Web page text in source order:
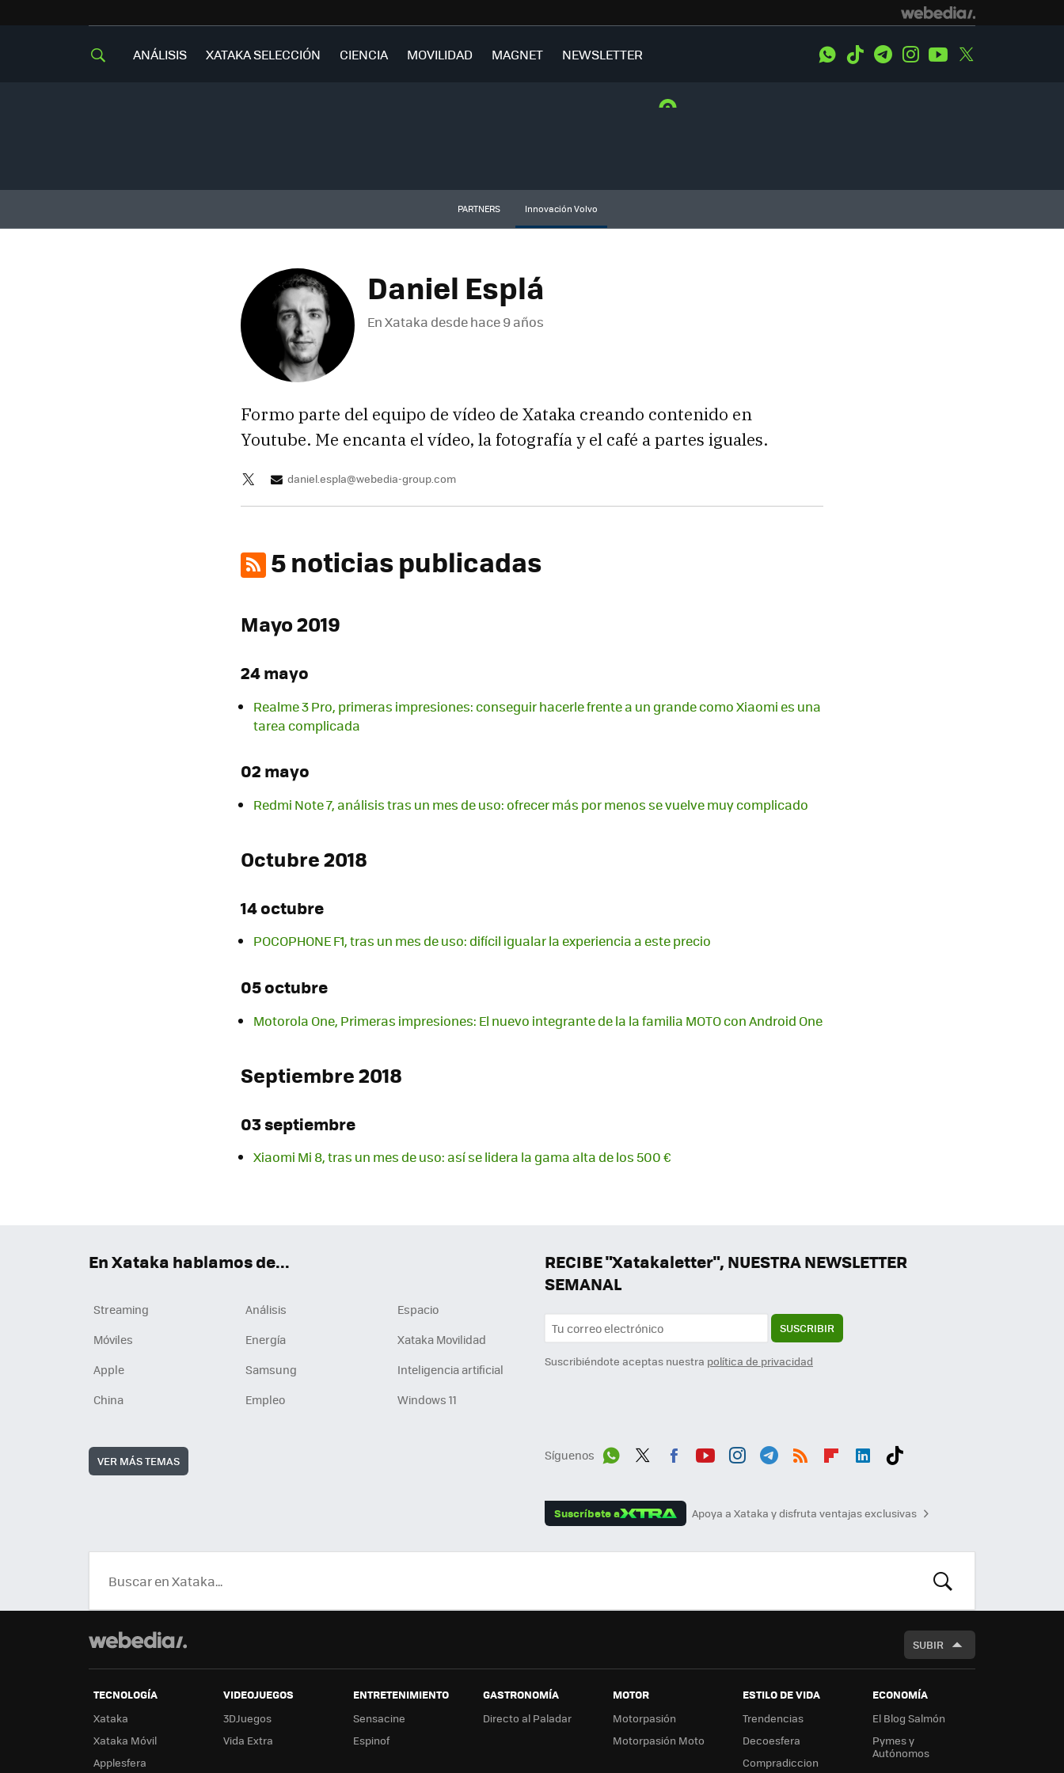
ANÁLISIS XATAKA SELECCIÓN CIENCIA MOVILIDAD MAGNET NEWSLETTER WhatsApp
Tiktok TelegramInstagramYoutube
PARTNERS Innovación Volvo
Daniel Esplá
En Xataka desdehace 9 años
Formo parte del equipo de vídeo de Xataka creando contenido en
Youtube. Me encanta el vídeo, la fotografía y el café a partes iguales.
daniel.espla@webedia-group.com
5 noticias publicadas
Mayo 2019
24 mayo
Realme 3 Pro, primeras impresiones: conseguir hacerle frente a un grande como Xiaomi es una
tarea complicada
02 mayo
Redmi Note 7, análisis tras un mes de uso: ofrecer más por menos se vuelve muy complicado
Octubre 2018
14 octubre
POCOPHONE F1, tras un mes de uso: difícil igualar la experiencia a este precio
05 octubre
Motorola One, Primeras impresiones: El nuevo integrante de la la familia MOTO con Android One
Septiembre 2018
03 septiembre
Xiaomi Mi 8, tras un mes de uso: así se lidera la gama alta de los 500 €
RECIBE "Xatakaletter", NUESTRA NEWSLETTER
SEMANAL
SUSCRIBIR
Suscribiéndote aceptas nuestra política de privacidad
Síguenos
ats
App
ter
ebo
ok
Suscríbete a Apoya a Xataka y disfruta ventajas exclusivas
En Xataka hablamos de...
Streaming Análisis
Espacio
Móviles
Energía
Xataka Movilidad
Apple
Samsung
Inteligencia artificial
China
Empleo Windows 11
VER MÁS TEMAS
BUSCAR
SUBIR
TECNOLOGÍA
Xataka
Xataka Móvil
Applesfera
VIDEOJUEGOS
3DJuegos
Vida Extra
ENTRETENIMIENTO
Sensacine
Espinof
GASTRONOMÍA
Directo al Paladar
MOTOR
Motorpasión
Motorpasión Moto
ESTILO DE VIDA
Trendencias
Decoesfera
Compradiccion
ECONOMÍA
El Blog Salmón
Pymes y
Autónomos